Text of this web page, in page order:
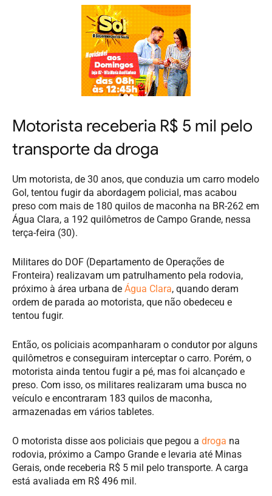
Motorista receberia R$ 5 mil pelo
transporte da droga
Um motorista, de 30 anos, que conduzia um carro modelo
Gol, tentou fugir da abordagem policial, mas acabou
preso com mais de 180 quilos de maconha na BR-262 em
Água Clara, a 192 quilômetros de Campo Grande, nessa
terça-feira (30).
Militares do DOF (Departamento de Operações de
Fronteira) realizavam um patrulhamento pela rodovia,
próximo à área urbana de Água Clara, quando deram
ordem de parada ao motorista, que não obedeceu e
tentou fugir.
Então, os policiais acompanharam o condutor por alguns
quilômetros e conseguiram interceptar o carro. Porém, o
motorista ainda tentou fugir a pé, mas foi alcançado e
preso. Com isso, os militares realizaram uma busca no
veículo e encontraram 183 quilos de maconha,
armazenadas em vários tabletes.
O motorista disse aos policiais que pegou a droga na
rodovia, próximo a Campo Grande e levaria até Minas
Gerais, onde receberia R$ 5 mil pelo transporte. A carga
está avaliada em R$ 496 mil.